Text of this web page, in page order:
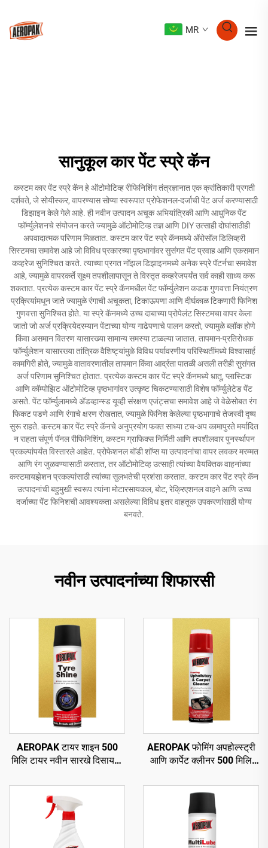
MR
सानुकूल कार पेंट स्प्रे कॅन
कस्टम कार पेंट स्प्रे कॅन हे ऑटोमोटिव्ह रीफिनिशिंग तंत्रज्ञानात एक क्रांतिकारी प्रगती
दर्शवते, जे सोयीस्कर, वापरण्यास सोप्या स्वरूपात प्रोफेशनल-दर्जाची पेंट अर्ज करण्यासाठी
डिझाइन केले गेले आहे. ही नवीन उत्पादन अचूक अभियांत्रिकी आणि आधुनिक पेंट
फॉर्म्युलेशनचे संयोजन करते ज्यामुळे ऑटोमोटिव्ह तज्ञ आणि DIY उत्साही दोघांसाठीही
अपवादात्मक परिणाम मिळतात. कस्टम कार पेंट स्प्रे कॅनमध्ये अ‍ॅरोसॉल डिलिव्हरी
सिस्टमचा समावेश आहे जो विविध प्रकारच्या पृष्ठभागांवर सुसंगत पेंट प्रवाह आणि एकसमान
कव्हरेज सुनिश्चित करते. त्याच्या प्रगत नॉझल डिझाइनमध्ये अनेक स्प्रे पॅटर्नचा समावेश
आहे, ज्यामुळे वापरकर्ते सूक्ष्म तपशीलापासून ते विस्तृत कव्हरेजपर्यंत सर्व काही साध्य करू
शकतात. प्रत्येक कस्टम कार पेंट स्प्रे कॅनमधील पेंट फॉर्म्युलेशन कडक गुणवत्ता नियंत्रण
प्रक्रियांमधून जाते ज्यामुळे रंगाची अचूकता, टिकाऊपणा आणि दीर्घकाळ टिकणारी फिनिश
गुणवत्ता सुनिश्चित होते. या स्प्रे कॅनमध्ये उच्च दाबाच्या प्रोपेलंट सिस्टमचा वापर केला
जातो जो अर्ज प्रक्रियेदरम्यान पेंटाच्या योग्य गाढेपणाचे पालन करतो, ज्यामुळे ब्लॉक होणे
किंवा असमान वितरण यासारख्या सामान्य समस्या टाळल्या जातात. तापमान-प्रतिरोधक
फॉर्म्युलेशन यासारख्या तांत्रिक वैशिष्ट्यांमुळे विविध पर्यावरणीय परिस्थितींमध्ये विश्वासार्ह
कामगिरी होते, ज्यामुळे वातावरणातील तापमान किंवा आर्द्रता पातळी असली तरीही सुसंगत
अर्ज परिणाम सुनिश्चित होतात. प्रत्येक कस्टम कार पेंट स्प्रे कॅनमध्ये धातू, प्लास्टिक
आणि कॉम्पोझिट ऑटोमोटिव्ह पृष्ठभागांवर उत्कृष्ट चिकटण्यासाठी विशेष फॉर्म्युलेटेड पेंट
असते. पेंट फॉर्म्युलामध्ये अ‍ॅडव्हान्स्ड यूव्ही संरक्षण एजंट्सचा समावेश आहे जे वेळेसोबत रंग
फिकट पडणे आणि रंगाचे क्षरण रोखतात, ज्यामुळे फिनिश केलेल्या पृष्ठभागाचे तेजस्वी दृष्य
सुरू राहते. कस्टम कार पेंट स्प्रे कॅनचे अनुप्रयोग फक्त साध्या टच-अप कामापुरते मर्यादित
न राहता संपूर्ण पॅनल रीफिनिशिंग, कस्टम ग्राफिक्स निर्मिती आणि तपशीलवार पुनर्स्थापन
प्रकल्पांपर्यंत विस्तारले आहेत. प्रोफेशनल बॉडी शॉप्स या उत्पादनांचा वापर लवकर मरम्मत
आणि रंग जुळवण्यासाठी करतात, तर ऑटोमोटिव्ह उत्साही त्यांच्या वैयक्तिक वाहनांच्या
कस्टमायझेशन प्रकल्पांसाठी त्यांच्या सुलभतेची प्रशंसा करतात. कस्टम कार पेंट स्प्रे कॅन
उत्पादनांची बहुमुखी स्वरूप त्यांना मोटारसायकल, बोट, रेक्रिएशनल वाहने आणि उच्च
दर्जाच्या पेंट फिनिशची आवश्यकता असलेल्या विविध इतर वाहतूक उपकरणांसाठी योग्य
बनवते.
नवीन उत्पादनांच्या शिफारसी
AEROPAK टायर शाइन 500
मिलि टायर नवीन सारखे दिसायला
AEROPAK फोमिंग अपहोल्स्ट्री
आणि कार्पेट क्लीनर 500 मिलि